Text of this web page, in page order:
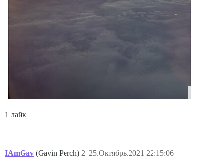
1 лайк
IAmGav (Gavin Perch) 25.Октябрь.2021 22:15:06
2